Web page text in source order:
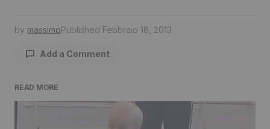
by massimoPublished Febbraio 18, 2013
Add a Comment
Il tuo indirizzo email non sarà pubblicato. I
campi obbligatori sono contrassegnati
READ MORE